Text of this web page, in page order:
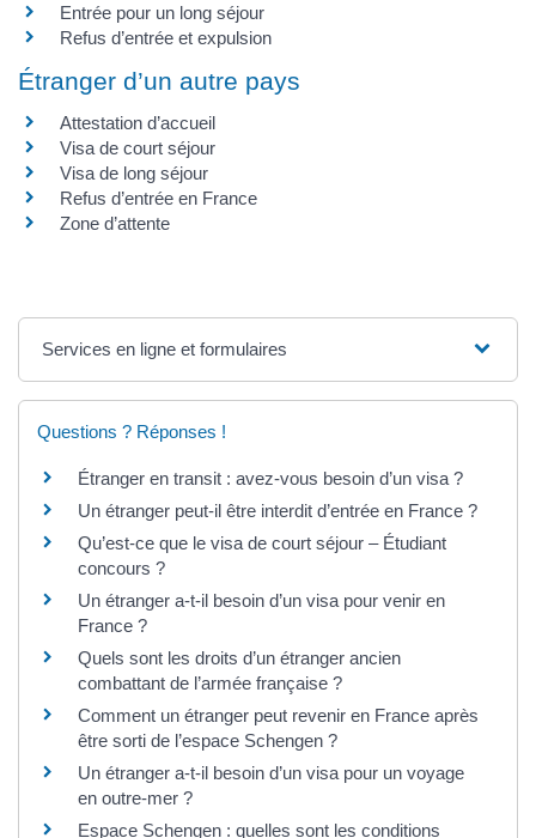
Entrée pour un long séjour
Refus d’entrée et expulsion
Étranger d’un autre pays
Attestation d’accueil
Visa de court séjour
Visa de long séjour
Refus d’entrée en France
Zone d’attente
Services en ligne et formulaires
Questions ? Réponses !
Étranger en transit : avez-vous besoin d’un visa ?
Un étranger peut-il être interdit d’entrée en France ?
Qu’est-ce que le visa de court séjour – Étudiant
concours ?
Un étranger a-t-il besoin d’un visa pour venir en
France ?
Quels sont les droits d’un étranger ancien
combattant de l’armée française ?
Comment un étranger peut revenir en France après
être sorti de l’espace Schengen ?
Un étranger a-t-il besoin d’un visa pour un voyage
en outre-mer ?
Espace Schengen : quelles sont les conditions